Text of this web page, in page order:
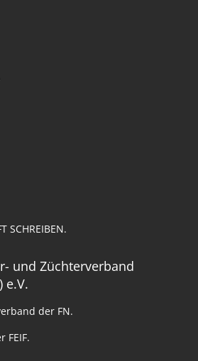
SCHREIBEN.
und Züchterverband
e.V.
der FN.
FEIF.